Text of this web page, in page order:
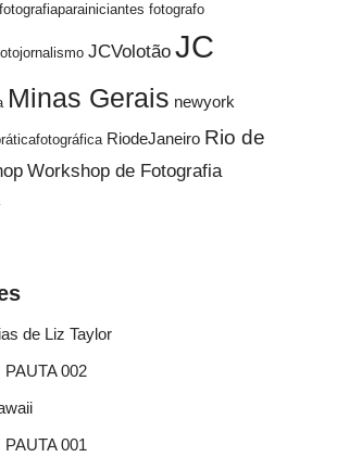
fotografiaparainiciantes fotografo
JCVolotão JC
Minas Gerais newyork
RiodeJaneiro Rio de
Workshop de Fotografia
de Liz Taylor
002
001